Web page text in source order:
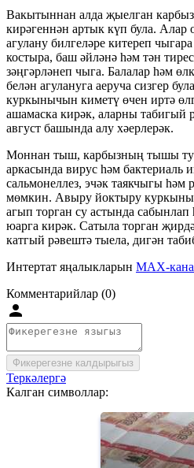
Вакытыннан алда җыелган
кирәгеннән артык күп була. Алар
агулану билгеләре китереп
костыра, баш әйләнә һәм тән
зәңгәрләнеп чыга. Балалар һәм
белән агулануга аеруча сизгер
куркынычын киметү өчен иртә
ашамаска кирәк, аларны табигый
август башында алу хәерлерәк.
Моннан тыш, карбызның тышы
аркасында вирус һәм бактериаль
сальмонеллез, эчәк таякчыгы һәм
мөмкин. Авыру йоктыру
агып торган су астында сабынлап
юарга кирәк. Сатыла торган
катгый рәвештә тыела, дигән
Интертат яңалыкларын MAX-
Комментарийлар (0)
Фикерегезне калдырыгыз
Теркәлергә
Калган символлар: